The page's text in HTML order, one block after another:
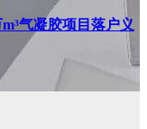
气凝胶项目落户义